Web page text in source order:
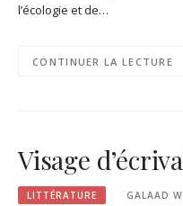
l’écologie et de…
CONTINUER LA LECTURE
Visage
LITTÉRATURE GALAAD